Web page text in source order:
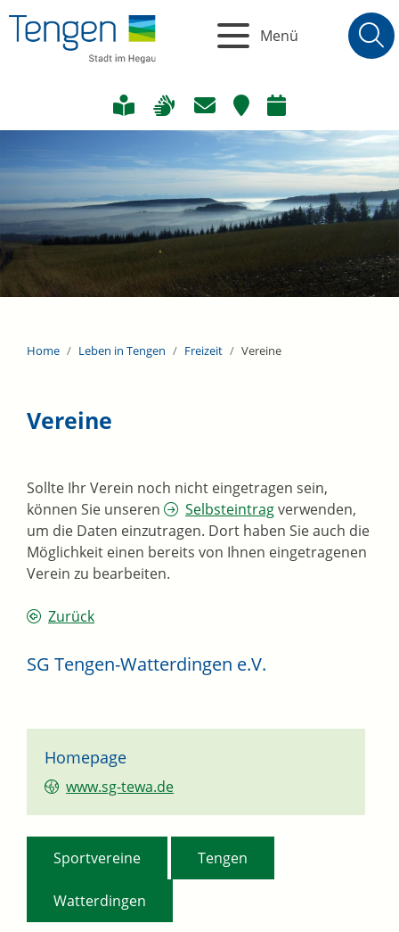
Menü
Home Leben in Tengen Freizeit Vereine
Vereine
Sollte Ihr Verein noch nicht eingetragen sein,
können Sie unseren
Selbsteintragverwenden,
um die Daten einzutragen. Dort haben Sie auch die
Möglichkeit einen bereits von Ihnen eingetragenen
Verein zu bearbeiten.
Zurück
SG Tengen-Watterdingen e.V.
Homepage
www.sg-tewa.de
Sportvereine Tengen
Watterdingen